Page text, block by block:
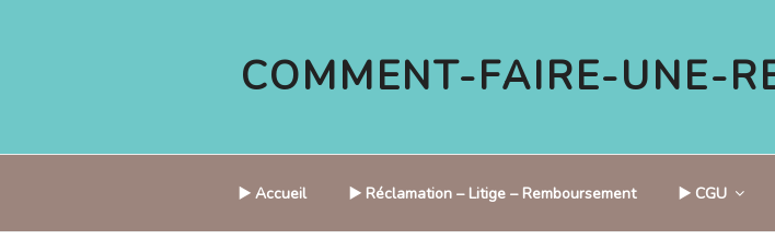
COMMENT-FAIRE-UNE-
▶️ Accueil ▶️ Réclamation – Litige – Remboursement ▶️ CGU